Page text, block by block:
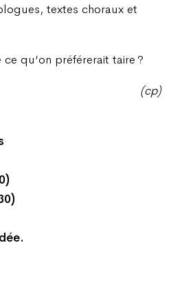
textes choraux et
qu’on préférerait taire ?
(cp)